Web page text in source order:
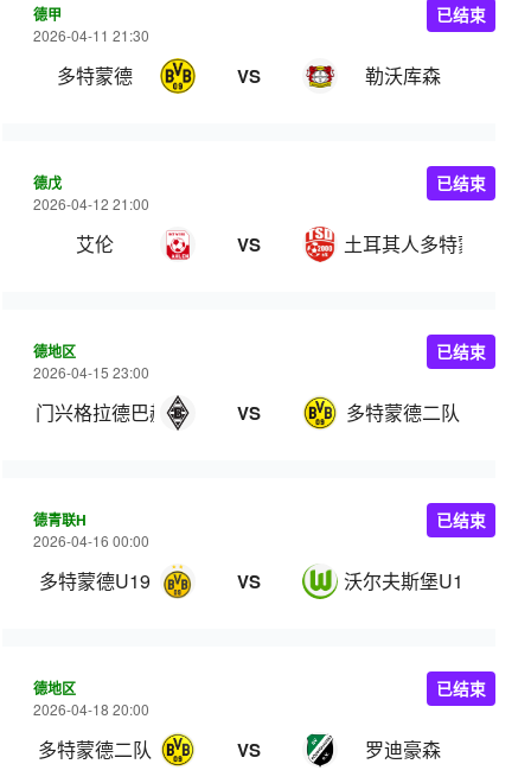
德甲
2026-04-11 21:30
多特蒙德 VS 勒沃库森
已结束
德戊
2026-04-12 21:00
艾伦 VS 土耳其人多特蒙德
已结束
德地区
2026-04-15 23:00
门兴格拉德巴赫二队 VS 多特蒙德二队
已结束
德青联H
2026-04-16 00:00
多特蒙德U19 VS 沃尔夫斯堡U19
已结束
德地区
2026-04-18 20:00
多特蒙德二队 VS 罗迪豪森
已结束